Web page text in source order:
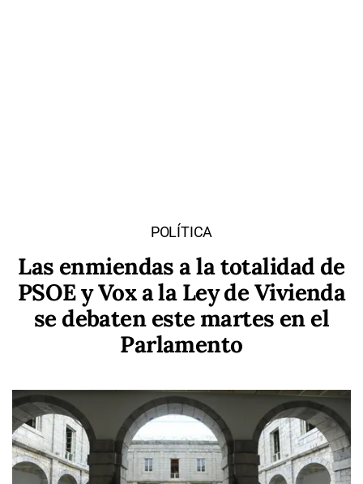
POLÍTICA
Las enmiendas a la totalidad de
PSOE y Vox a la Ley de Vivienda
se debaten este martes en el
Parlamento